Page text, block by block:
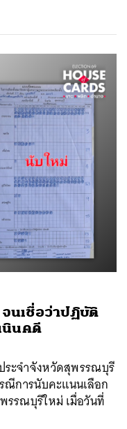
นเชื่อว่าปฏิบัติ
นินคดี
ระจำจังหวัดสุพรรณบุรี
การนับคะแนนเลือก
รณบุรีใหม่ เมื่อวันที่